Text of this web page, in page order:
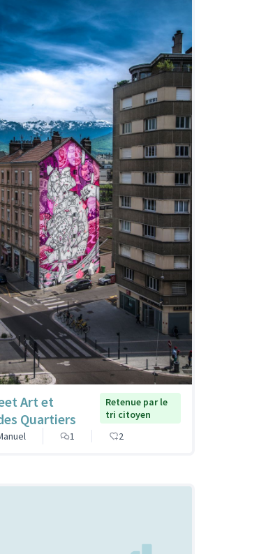
Art et
Quartiers
Retenue par le
tri citoyen
1 2